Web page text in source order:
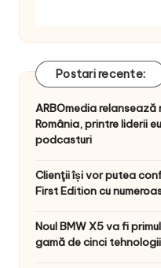
Postari recente:
ARBOmedia
România, printre liderii
podcasturi
Clienţii își vor putea
First Edition cu
Noul BMW X5 va fi
gamă de cinci